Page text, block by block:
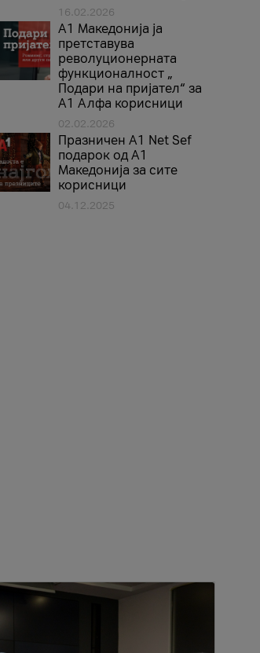
16.02.2026
А1 Македонија ја
претставува
револуционерната
функционалност „
Подари на пријател“ за
А1 Алфа корисници
02.02.2026
Празничен A1 Net Sеf
подарок од А1
Македонија за сите
корисници
04.12.2025